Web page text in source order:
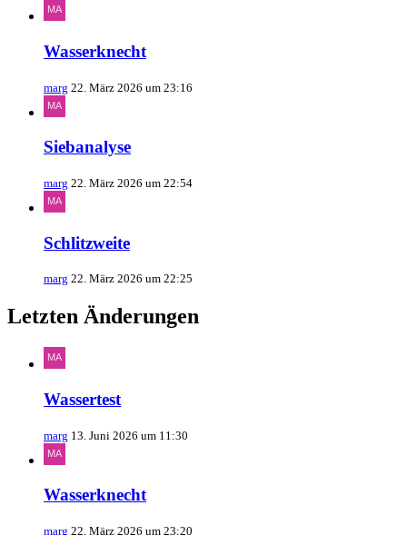
Wasserknecht
marg 22. März 2026 um 23:16
Siebanalyse
marg 22. März 2026 um 22:54
Schlitzweite
marg 22. März 2026 um 22:25
Letzten Änderungen
Wassertest
marg 13. Juni 2026 um 11:30
Wasserknecht
marg 22. März 2026 um 23:20